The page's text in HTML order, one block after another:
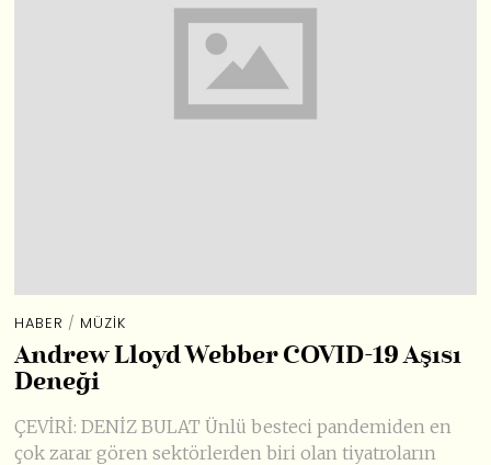
HABER / MÜZIK
Andrew Lloyd Webber COVID-19 Aşısı
Deneği
ÇEVİRİ: DENİZ BULAT Ünlü besteci pandemiden en
çok zarar gören sektörlerden biri olan tiyatroların